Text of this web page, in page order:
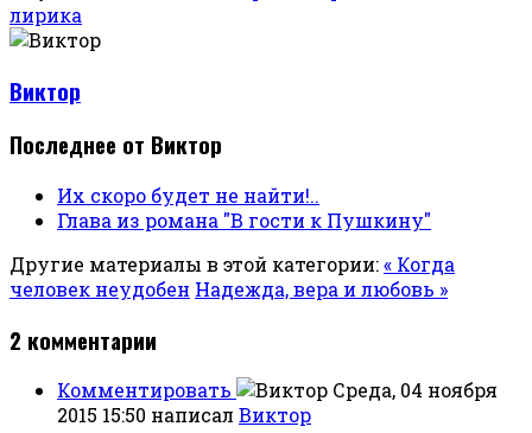
лирика
Виктор
Последнее от Виктор
Их скоро будет не найти!..
Глава из романа "В гости к Пушкину"
Другие материалы в этой категории:« Когда
человек неудобен Надежда, вера и любовь »
2 комментарии
Комментировать
Среда, 04 ноября
2015 15:50 написал Виктор